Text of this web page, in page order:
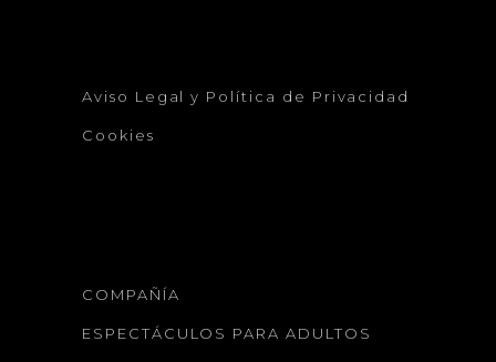
Aviso Legal y Política de Privacidad
Cookies
COMPAÑÍA
ESPECTÁCULOS PARA ADULTOS